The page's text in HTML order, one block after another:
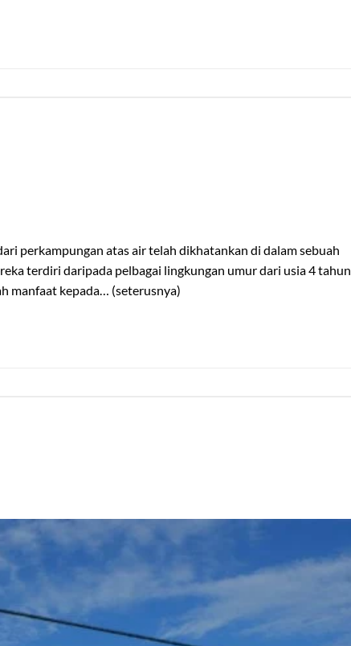
perkampungan atas air telah dikhatankan di dalam sebuah
terdiri daripada pelbagai lingkungan umur dari usia 4 tahun
manfaat kepada… (seterusnya)